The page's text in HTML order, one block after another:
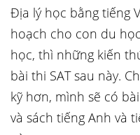
Địa lý học bằng tiếng
hoạch cho con du
học, thì những kiến
bài thi SAT sau này.
kỹ hơn, mình sẽ có
và sách tiếng Anh và